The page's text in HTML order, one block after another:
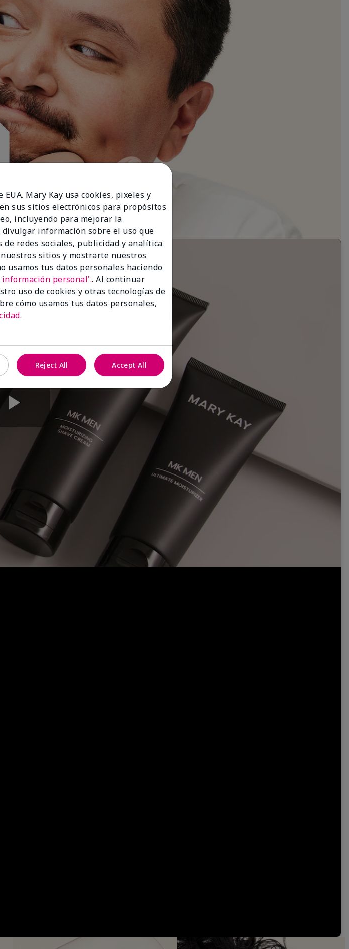
Play
Video
Mary Kay usa cookies, pixeles y
sus sitios electrónicos para propósitos
incluyendo para mejorar la
información sobre el uso que
de redes sociales, publicidad y analítica
sitios y mostrarte nuestros
usamos tus datos personales haciendo
personal'.. Al continuar
uso de cookies y otras tecnologías de
cómo usamos tus datos personales,
.
Reject All Accept All